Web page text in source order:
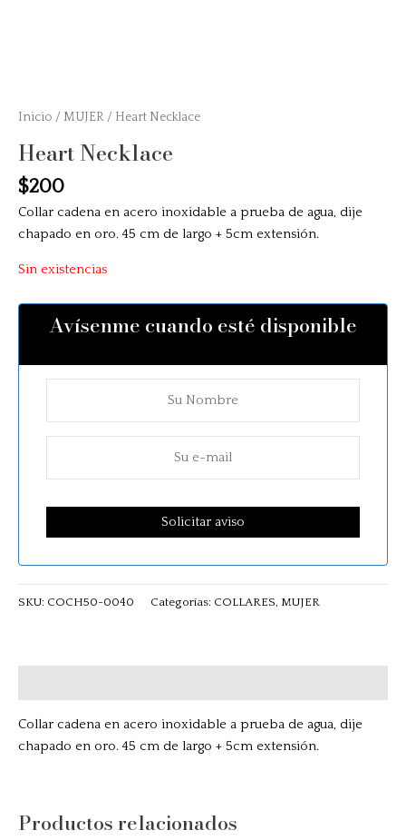
Inicio / MUJER / Heart Necklace
Heart Necklace
$200
Collar cadena en acero inoxidable a prueba de agua, dije
chapado en oro. 45 cm de largo + 5cm extensión.
Sin existencias
Avísenme cuando esté disponible
SKU: COCH50-0040 Categorías: COLLARES MUJER
Collar cadena en acero inoxidable a prueba de agua, dije
chapado en oro. 45 cm de largo + 5cm extensión.
Productos relacionados